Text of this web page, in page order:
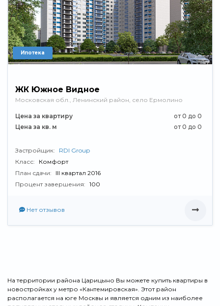
Ипотека
ЖК Южное Видное
Московская обл., Ленинский район, село Ермолино
Цена за квартиру
от 0 до 0
Цена за кв. м
от 0 до 0
Застройщик:
RDI Group
Класс:
Комфорт
План сдачи:
III квартал 2016
Процент завершения: 100
Нет отзывов
На территории района Царицыно Вы можете купить квартиры в
новостройках у метро «Кантемировская». Этот район
располагается на юге Москвы и является одним из наиболее